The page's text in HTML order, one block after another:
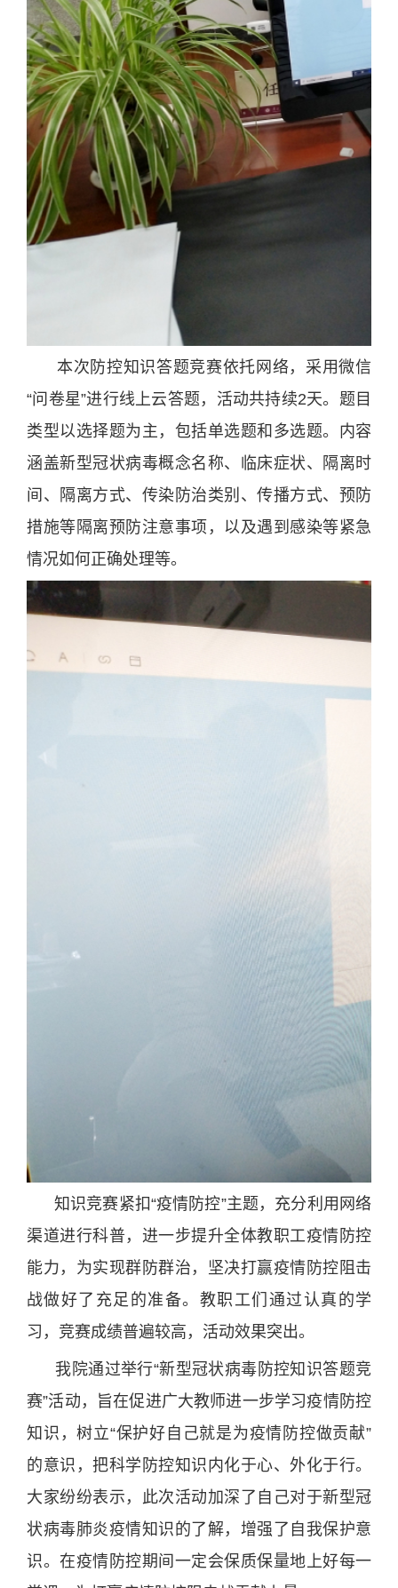
本次防控知识答题竞赛依托网络，采用微信
“问卷星”进行线上云答题，活动共持续2天。题目
类型以选择题为主，包括单选题和多选题。内容
涵盖新型冠状病毒概念名称、临床症状、隔离时
间、隔离方式、传染防治类别、传播方式、预防
措施等隔离预防注意事项，以及遇到感染等紧急
情况如何正确处理等。
知识竞赛紧扣“疫情防控”主题，充分利用网络
渠道进行科普，进一步提升全体教职工疫情防控
能力，为实现群防群治，坚决打赢疫情防控阻击
战做好了充足的准备。教职工们通过认真的学
习，竞赛成绩普遍较高，活动效果突出。
我院通过举行“新型冠状病毒防控知识答题竞
赛”活动，旨在促进广大教师进一步学习疫情防控
知识，树立“保护好自己就是为疫情防控做贡献”
的意识，把科学防控知识内化于心、外化于行。
大家纷纷表示，此次活动加深了自己对于新型冠
状病毒肺炎疫情知识的了解，增强了自我保护意
识。在疫情防控期间一定会保质保量地上好每一